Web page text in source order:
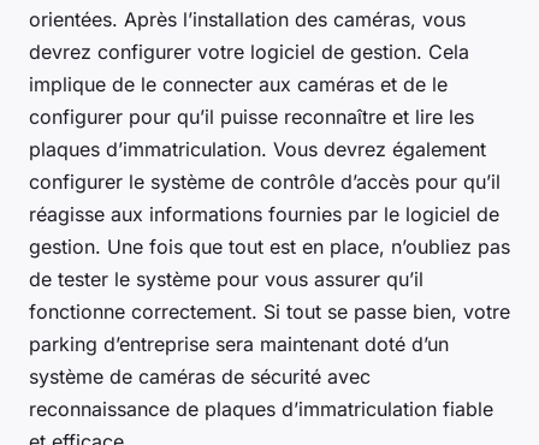
orientées. Après l’installation des caméras, vous
devrez configurer votre logiciel de gestion. Cela
implique de le connecter aux caméras et de le
configurer pour qu’il puisse reconnaître et lire les
plaques d’immatriculation. Vous devrez également
configurer le système de contrôle d’accès pour qu’il
réagisse aux informations fournies par le logiciel de
gestion. Une fois que tout est en place, n’oubliez pas
de tester le système pour vous assurer qu’il
fonctionne correctement. Si tout se passe bien, votre
parking d’entreprise sera maintenant doté d’un
système de caméras de sécurité avec
reconnaissance de plaques d’immatriculation fiable